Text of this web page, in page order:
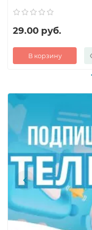
29.00 руб.
В корзину